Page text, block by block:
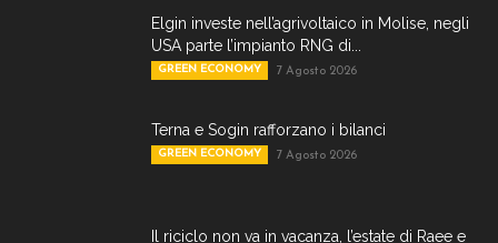
Elgin investe nell’agrivoltaico in Molise, negli
USA parte l’impianto RNG di...
GREEN ECONOMY 7 Agosto 2026
Terna e Sogin rafforzano i bilanci
GREEN ECONOMY 7 Agosto 2026
Il riciclo non va in vacanza, l’estate di Raee e